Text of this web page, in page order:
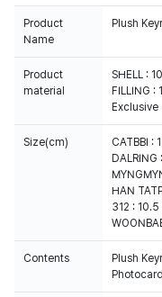
Product
Name
Plush
Product
material
SHELL :
FILLING :
Size(cm)
CATBBI :
HAN
312 :
Contents
Plush